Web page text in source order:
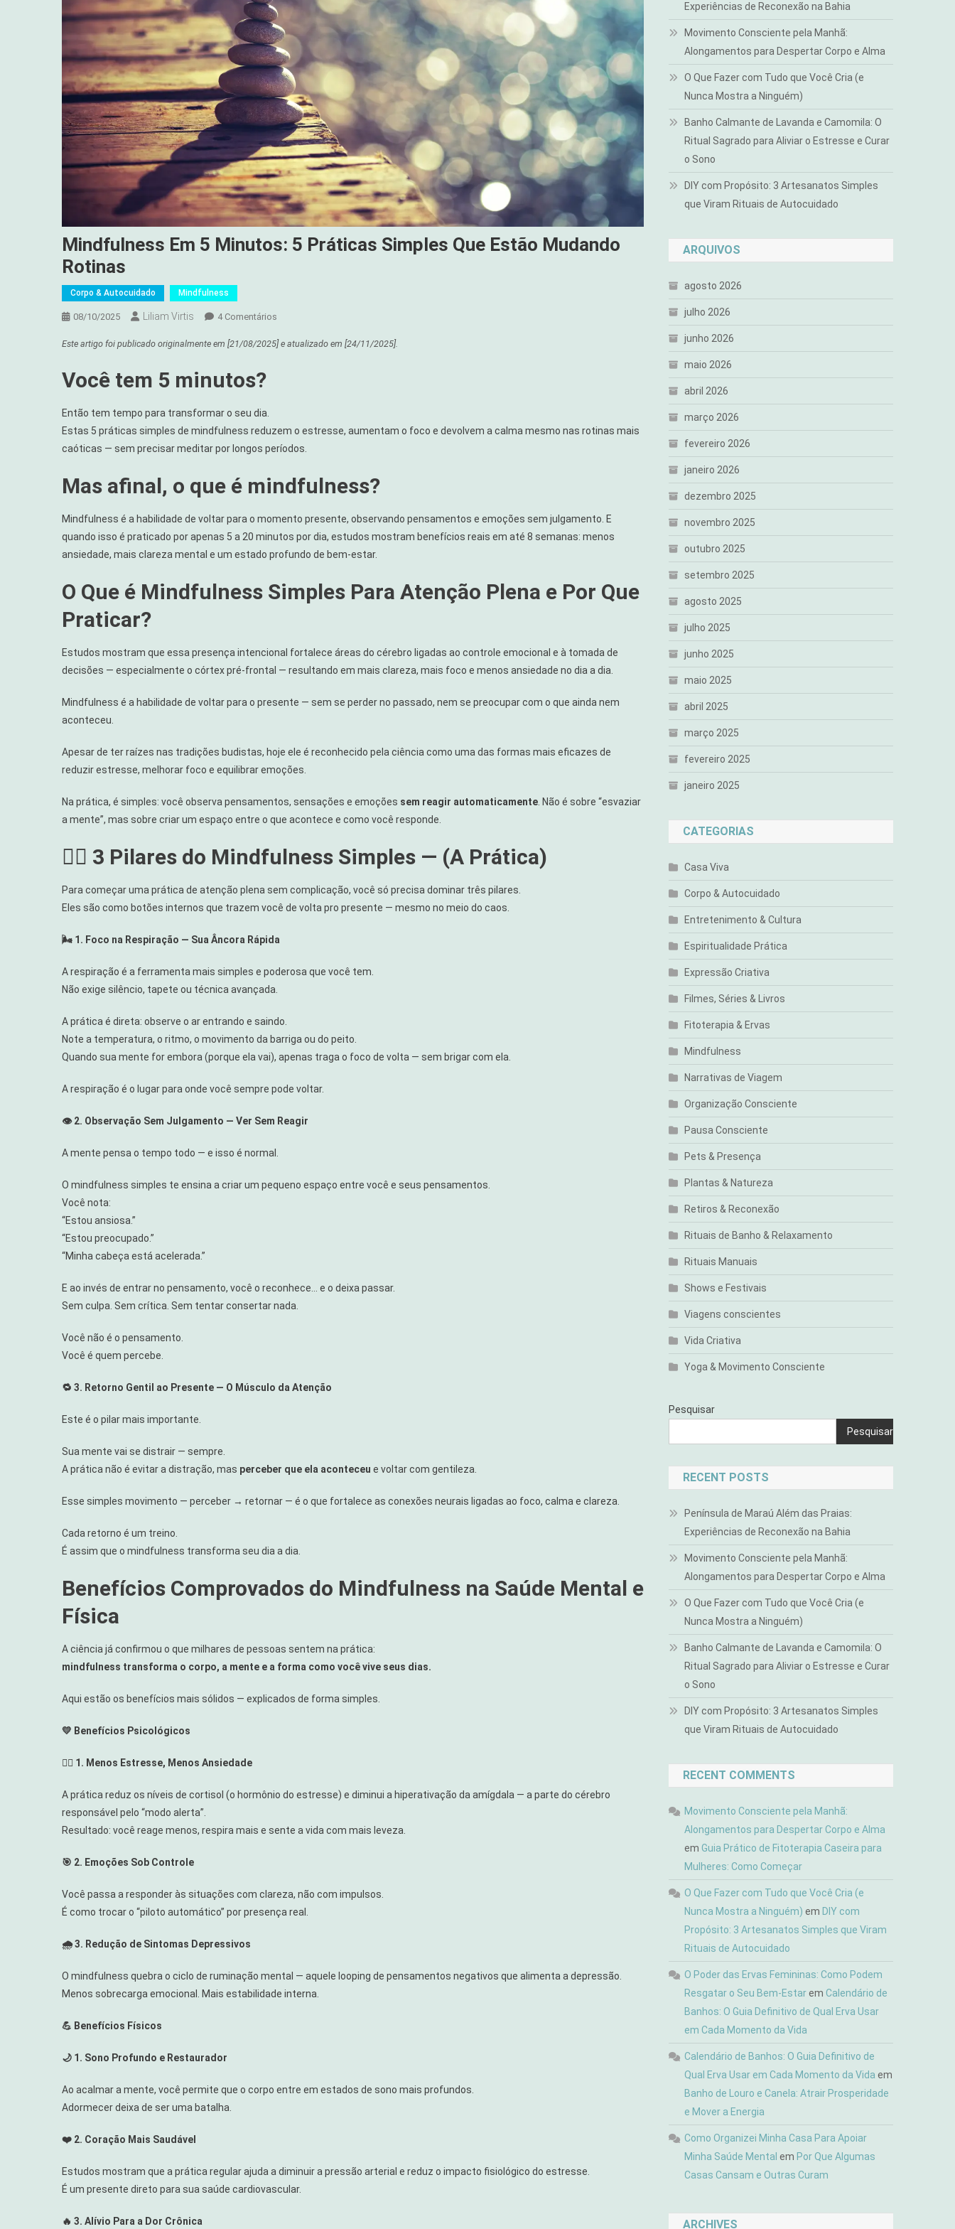
Mindfulness Em 5 Minutos: 5 Práticas Simples Que Estão Mudando
Rotinas
Corpo & Autocuidado Mindfulness
08/10/2025 Liliam Virtis 4 Comentários
Em
Simples
Que
Mudando
Rotinas
Este artigo foi publicado originalmente em [21/08/2025]e atualizado em [24/11/2025].
Você tem 5 minutos?
Então tem tempo para transformar o seu dia.
Estas 5 práticas simples de mindfulness reduzem o estresse, aumentam o foco e devolvem a calma mesmo nas rotinas mais
caóticas — sem precisar meditar por longos períodos.
Mas afinal, o que é mindfulness?
Mindfulness é a habilidade de voltar para o momento presente, observando pensamentos e emoções sem julgamento. E
quando isso é praticado por apenas 5 a 20 minutos por dia, estudos mostram benefícios reais em até 8 semanas: menos
ansiedade, mais clareza mental e um estado profundo de bem-estar.
O Que é Mindfulness Simples Para Atenção Plena e Por Que
Praticar?
Estudos mostram que essa presença intencional fortalece áreas do cérebro ligadas ao controle emocional e à tomada de
decisões — especialmente o córtex pré-frontal — resultando em mais clareza, mais foco e menos ansiedade no dia a dia.
Mindfulness é a habilidade de voltar para o presente — sem se perder no passado, nem se preocupar com o que ainda nem
aconteceu.
Apesar de ter raízes nas tradições budistas, hoje ele é reconhecido pela ciência como uma das formas mais eficazes de
reduzir estresse, melhorar foco e equilibrar emoções.
Na prática, é simples: você observa pensamentos, sensações e emoções sem reagir automaticamente . Não é sobre “esvaziar
a mente”, mas sobre criar um espaço entre o que acontece e como você responde.
🧘‍♀️ 3 Pilares do Mindfulness Simples — (A Prática)
Para começar uma prática de atenção plena sem complicação, você só precisa dominar três pilares.
Eles são como botões internos que trazem você de volta pro presente — mesmo no meio do caos.
🌬️ 1. Foco na Respiração — Sua Âncora Rápida
A respiração é a ferramenta mais simples e poderosa que você tem.
Não exige silêncio, tapete ou técnica avançada.
A prática é direta: observe o ar entrando e saindo.
Note a temperatura, o ritmo, o movimento da barriga ou do peito.
Quando sua mente for embora (porque ela vai), apenas traga o foco de volta — sem brigar com ela.
A respiração é o lugar para onde você sempre pode voltar.
👁️ 2. Observação Sem Julgamento — Ver Sem Reagir
A mente pensa o tempo todo — e isso é normal.
O mindfulness simples te ensina a criar um pequeno espaço entre você e seus pensamentos.
Você nota:
“Estou ansiosa.”
“Estou preocupado.”
“Minha cabeça está acelerada.”
E ao invés de entrar no pensamento, você o reconhece… e o deixa passar.
Sem culpa. Sem crítica. Sem tentar consertar nada.
Você não é o pensamento.
Você é quem percebe.
🔁 3. Retorno Gentil ao Presente — O Músculo da Atenção
Este é o pilar mais importante.
Sua mente vai se distrair — sempre.
A prática não é evitar a distração, mas perceber que ela aconteceu e voltar com gentileza.
Esse simples movimento — perceber → retornar — é o que fortalece as conexões neurais ligadas ao foco, calma e clareza.
Cada retorno é um treino.
É assim que o mindfulness transforma seu dia a dia.
Benefícios Comprovados do Mindfulness na Saúde Mental e
Física
A ciência já confirmou o que milhares de pessoas sentem na prática:
mindfulness transforma o corpo, a mente e a forma como você vive seus dias.
Aqui estão os benefícios mais sólidos — explicados de forma simples.
💛 Benefícios Psicológicos
🧘‍♀️ 1. Menos Estresse, Menos Ansiedade
A prática reduz os níveis de cortisol (o hormônio do estresse) e diminui a hiperativação da amígdala — a parte do cérebro
responsável pelo “modo alerta”.
Resultado: você reage menos, respira mais e sente a vida com mais leveza.
🎯 2. Emoções Sob Controle
Você passa a responder às situações com clareza, não com impulsos.
É como trocar o “piloto automático” por presença real.
🌧️ 3. Redução de Sintomas Depressivos
O mindfulness quebra o ciclo de ruminação mental — aquele looping de pensamentos negativos que alimenta a depressão.
Menos sobrecarga emocional. Mais estabilidade interna.
💪 Benefícios Físicos
🌙 1. Sono Profundo e Restaurador
Ao acalmar a mente, você permite que o corpo entre em estados de sono mais profundos.
Adormecer deixa de ser uma batalha.
❤️ 2. Coração Mais Saudável
Estudos mostram que a prática regular ajuda a diminuir a pressão arterial e reduz o impacto fisiológico do estresse.
É um presente direto para sua saúde cardiovascular.
🔥 3. Alívio Para a Dor Crônica
Experiências de Reconexão na Bahia
Movimento Consciente pela Manhã:
Alongamentos para Despertar Corpo e Alma
O Que Fazer com Tudo que Você Cria (e
Nunca Mostra a Ninguém)
Banho Calmante de Lavanda e Camomila: O
Ritual Sagrado para Aliviar o Estresse e Curar
o Sono
DIY com Propósito: 3 Artesanatos Simples
que Viram Rituais de Autocuidado
ARQUIVOS
agosto 2026
julho 2026
junho 2026
maio 2026
abril 2026
março 2026
fevereiro 2026
janeiro 2026
dezembro 2025
novembro 2025
outubro 2025
setembro 2025
agosto 2025
julho 2025
junho 2025
maio 2025
abril 2025
março 2025
fevereiro 2025
janeiro 2025
CATEGORIAS
Casa Viva
Corpo & Autocuidado
Entretenimento & Cultura
Espiritualidade Prática
Expressão Criativa
Filmes, Séries & Livros
Fitoterapia & Ervas
Mindfulness
Narrativas de Viagem
Organização Consciente
Pausa Consciente
Pets & Presença
Plantas & Natureza
Retiros & Reconexão
Rituais de Banho & Relaxamento
Rituais Manuais
Shows e Festivais
Viagens conscientes
Vida Criativa
Yoga & Movimento Consciente
Pesquisar
Pesquisar
RECENT POSTS
Península de Maraú Além das Praias:
Experiências de Reconexão na Bahia
Movimento Consciente pela Manhã:
Alongamentos para Despertar Corpo e Alma
O Que Fazer com Tudo que Você Cria (e
Nunca Mostra a Ninguém)
Banho Calmante de Lavanda e Camomila: O
Ritual Sagrado para Aliviar o Estresse e Curar
o Sono
DIY com Propósito: 3 Artesanatos Simples
que Viram Rituais de Autocuidado
RECENT COMMENTS
Movimento Consciente pela Manhã:
Alongamentos para Despertar Corpo e Alma
emGuia Prático de Fitoterapia Caseira para
Mulheres: Como Começar
O Que Fazer com Tudo que Você Cria (e
Nunca Mostra a Ninguém) em DIY com
Propósito: 3 Artesanatos Simples que Viram
Rituais de Autocuidado
O Poder das Ervas Femininas: Como Podem
Resgatar o Seu Bem-EstaremCalendário de
Banhos: O Guia Definitivo de Qual Erva Usar
em Cada Momento da Vida
Calendário de Banhos: O Guia Definitivo de
Qual Erva Usar em Cada Momento da Vida em
Banho de Louro e Canela: Atrair Prosperidade
e Mover a Energia
Como Organizei Minha Casa Para Apoiar
Minha Saúde Mental em Por Que Algumas
Casas Cansam e Outras Curam
ARCHIVES